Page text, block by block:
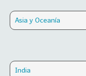
Asia y Oceanía
India